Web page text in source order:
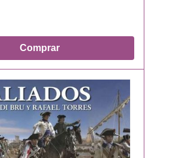
Comprar